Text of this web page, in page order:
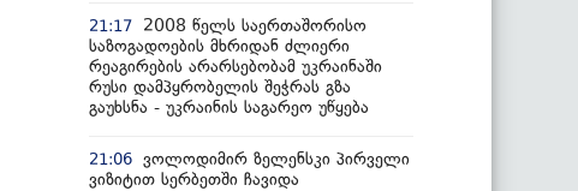
21:17
2008 წელს საერთაშორისო
საზოგადოების მხრიდან ძლიერი
რეაგირების არარსებობამ უკრაინაში
რუსი დამპყრობელის შეჭრას გზა
გაუხსნა - უკრაინის საგარეო უწყება
21:06 ვოლოდიმირ ზელენსკი პირველი
ვიზიტით სერბეთში ჩავიდა